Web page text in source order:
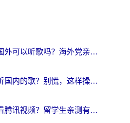
酷狗会员在国外可以听歌吗？海外党亲测有效：3步解决音乐权限难题
在国外无法听国内的歌？别慌，这样操作就能畅听QQ音乐（附亲测加速器推荐）
在国外如何看腾讯视频？留学生亲测有效的回国加速方案